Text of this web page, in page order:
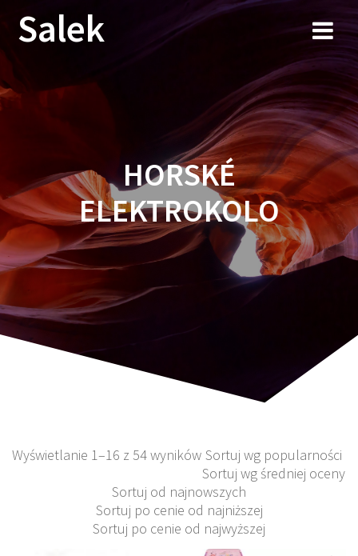
Przejdź
do
Salek
HORSKÉ
ELEKTROKOLO
Wyświetlanie 1–16 z 54 wyników Sortuj wg popularności
Sortuj wg średniej oceny
Sortuj od najnowszych
Sortuj po cenie od najniższej
Sortuj po cenie od najwyższej